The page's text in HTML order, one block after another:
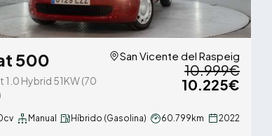
500
1.0 Hybrid 51KW (70
San Vicente del Raspeig
10.999€
10.225€
Manual Híbrido (Gasolina) 60.799km 2022